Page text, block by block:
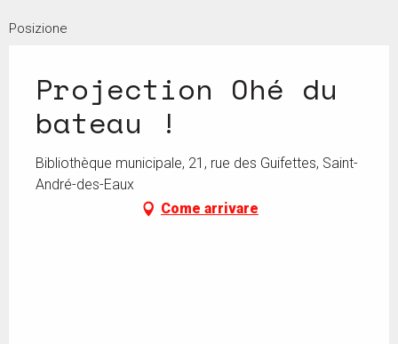
Posizione
Projection Ohé du
bateau !
Bibliothèque municipale, 21, rue des Guifettes, Saint-
André-des-Eaux
Come arrivare